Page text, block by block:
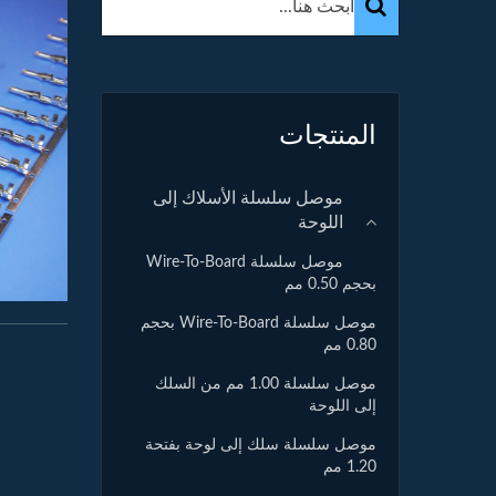
المنتجات
موصل سلسلة الأسلاك إلى
اللوحة
موصل سلسلة Wire-To-Board
بحجم 0.50 مم
موصل سلسلة Wire-To-Board بحجم
0.80 مم
موصل سلسلة 1.00 مم من السلك
إلى اللوحة
موصل سلسلة سلك إلى لوحة بفتحة
1.20 مم